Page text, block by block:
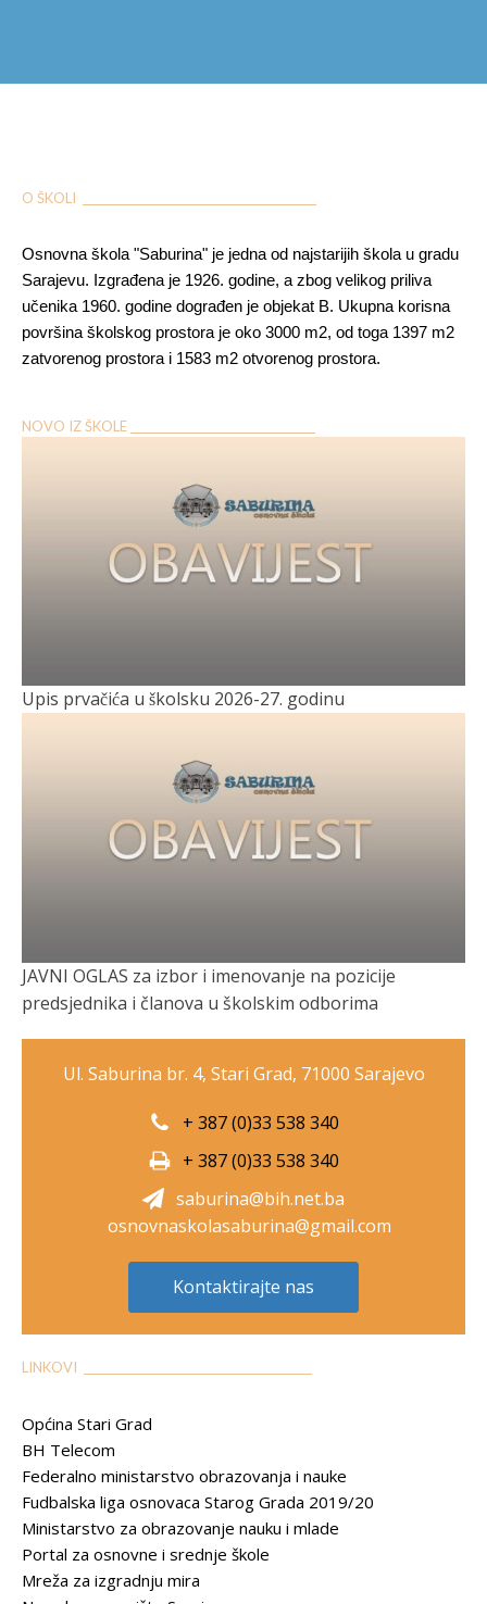
O ŠKOLI ___________________________________________
Osnovna škola "Saburina" je jedna od najstarijih škola u gradu
Sarajevu. Izgrađena je 1926. godine, a zbog velikog priliva
učenika 1960. godine dograđen je objekat B. Ukupna korisna
površina školskog prostora je oko 3000 m2, od toga 1397 m2
zatvorenog prostora i 1583 m2 otvorenog prostora.
NOVO IZ ŠKOLE __________________________________
Upis prvačića u školsku 2026-27. godinu
JAVNI OGLAS za izbor i imenovanje na pozicije
predsjednika i članova u školskim odborima
Ul. Saburina br. 4, Stari Grad, 71000 Sarajevo
+ 387 (0)33 538 340
+ 387 (0)33 538 340
saburina@bih.net.ba
osnovnaskolasaburina@gmail.com
Kontaktirajte nas
LINKOVI __________________________________________
Općina Stari Grad
BH Telecom
Federalno ministarstvo obrazovanja i nauke
Fudbalska liga osnovaca Starog Grada 2019/20
Ministarstvo za obrazovanje nauku i mlade
Portal za osnovne i srednje škole
Mreža za izgradnju mira